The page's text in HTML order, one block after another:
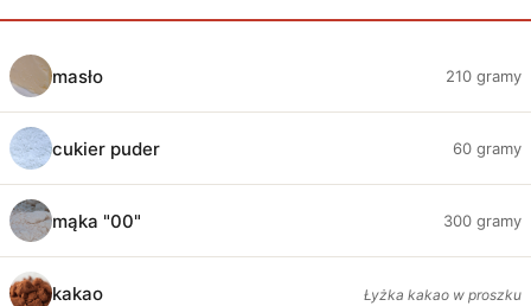
masło 210 gramy
cukier puder 60 gramy
mąka "00" 300 gramy
kakao Łyżka kakao w proszku